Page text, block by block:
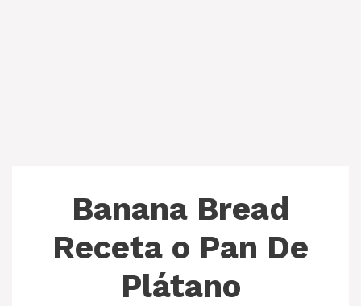
Banana Bread
Receta o Pan De
Plátano